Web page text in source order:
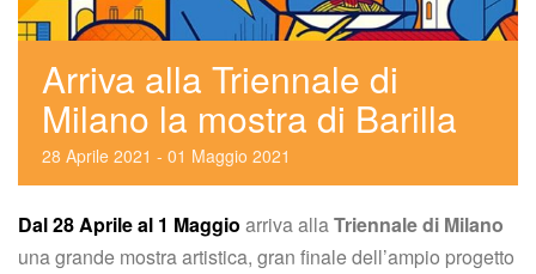
Arriva alla Triennale di
Milano la mostra di Barilla
28 Aprile 2021 - 01 Maggio 2021
Dal 28 Aprile al 1 Maggio arriva alla Triennale di Milano
una grande mostra artistica, gran finale dell’ampio progetto